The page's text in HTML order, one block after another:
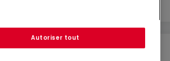
Autoriser tout